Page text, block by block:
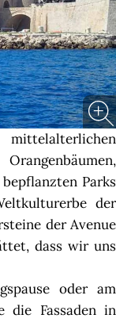
Parks
der
​​der Avenue
dass wir uns
oder am
die Fassaden in